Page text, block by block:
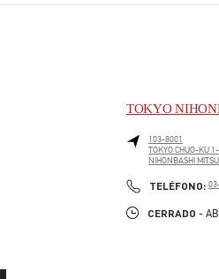
TOKYO
103-8001
TOKYOCHUO-KU
NIHONBASHI
TELÉFONO:
CERRADO -